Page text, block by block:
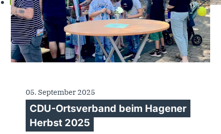
05. September 2025
CDU-Ortsverband beim Hagener
Herbst 2025